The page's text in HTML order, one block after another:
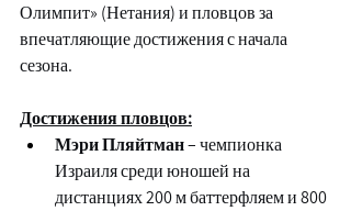
Олимпит» (Нетания) и пловцов за
впечатляющие достижения с начала
сезона.
Достижения пловцов:
Мэри Пляйтман – чемпионка
Израиля среди юношей на
дистанциях 200 м баттерфляем и 800